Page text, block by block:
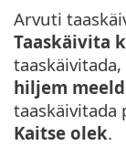
Arvuti
Taaskäivita
hiljem
taaskäivitada
Kaitse olek.